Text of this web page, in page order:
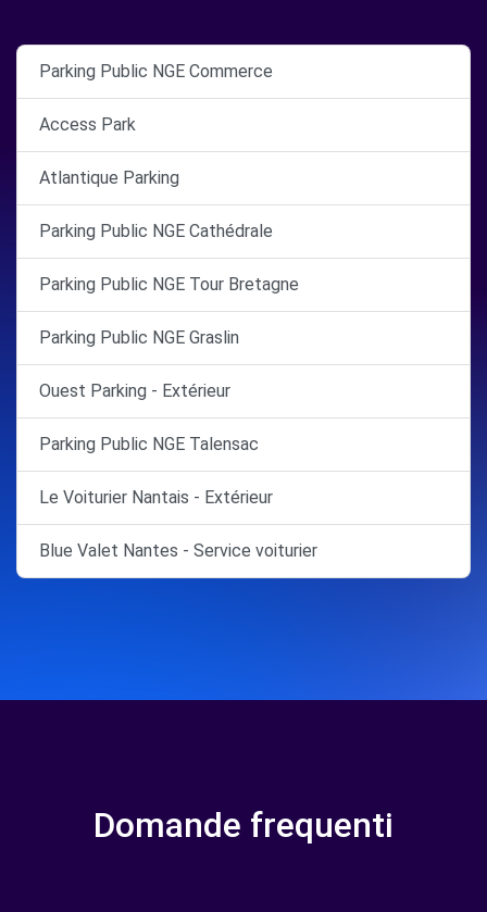
Parking Public NGE Commerce
Access Park
Atlantique Parking
Parking Public NGE Cathédrale
Parking Public NGE Tour Bretagne
Parking Public NGE Graslin
Ouest Parking - Extérieur
Parking Public NGE Talensac
Le Voiturier Nantais - Extérieur
Blue Valet Nantes - Service voiturier
Domande frequenti